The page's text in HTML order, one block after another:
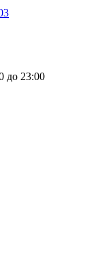
до 23:00